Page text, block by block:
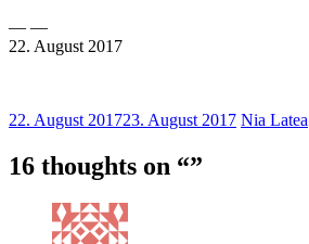
Nia Latea
— —
22. August 2017
22. August 201723. August 2017 Nia Latea
16 thoughts on “”